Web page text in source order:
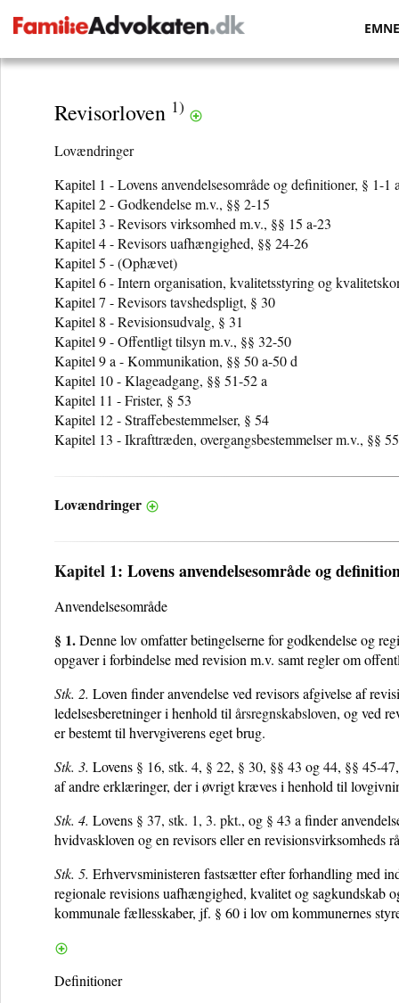
Revisorloven 1)
Lovændringer
Kapitel 1 - Lovens anvendelsesområde og definitioner, § 1-1
Kapitel 2 - Godkendelse m.v., §§ 2-15
Kapitel 3 - Revisors virksomhed m.v., §§ 15 a-23
Kapitel 4 - Revisors uafhængighed, §§ 24-26
Kapitel 5 - (Ophævet)
Kapitel 6 - Intern organisation, kvalitetsstyring og
Kapitel 7 - Revisors tavshedspligt, § 30
Kapitel 8 - Revisionsudvalg, § 31
Kapitel 9 - Offentligt tilsyn m.v., §§ 32-50
Kapitel 9 a - Kommunikation, §§ 50 a-50 d
Kapitel 10 - Klageadgang, §§ 51-52 a
Kapitel 11 - Frister, § 53
Kapitel 12 - Straffebestemmelser, § 54
Kapitel 13 - Ikrafttræden, overgangsbestemmelser m.v., §§
Lovændringer
Kapitel 1: Lovens anvendelsesområde og
Anvendelsesområde
§ 1.Denne lov omfatter betingelserne for godkendelse og
opgaver i forbindelse med revision m.v. samt regler om
Stk. 2. Loven finder anvendelse ved revisors afgivelse af
ledelsesberetninger i henhold til årsregnskabsloven, og ved
er bestemt til hvervgiverens eget brug.
Stk. 3. Lovens § 16, stk. 4, § 22, § 30, §§ 43 og44, §§ 45-47
af andre erklæringer, der i øvrigt kræves i henhold til
Stk. 4. Lovens § 37, stk. 1, 3. pkt., og § 43 a finder
hvidvaskloven og en revisors eller en revisionsvirksomheds
Stk. 5. Erhvervsministeren fastsætter efter forhandling med
regionale revisions uafhængighed, kvalitet og sagkundskab
kommunale fællesskaber, jf. § 60 i lov om kommunernes
Definitioner